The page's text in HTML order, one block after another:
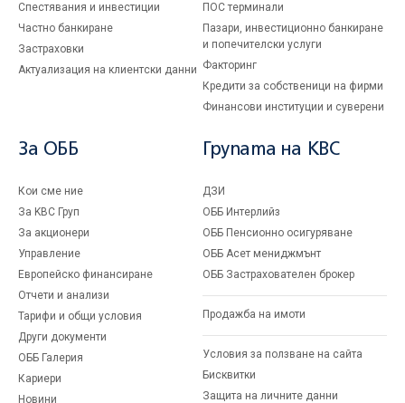
Спестявания и инвестиции
Частно банкиране
Застраховки
Актуализация на клиентски данни
ПОС терминали
Пазари, инвестиционно банкиране
и попечителски услуги
Факторинг
Кредити за собственици на фирми
Финансови институции и суверени
За ОББ
Кои сме ние
За KBC Груп
За акционери
Управление
Европейско финансиране
Отчети и анализи
Тарифи и общи условия
Други документи
ОББ Галерия
Кариери
Новини
Групата на KBC
ДЗИ
ОББ Интерлийз
ОББ Пенсионно осигуряване
ОББ Асет мениджмънт
ОББ Застрахователен брокер
Продажба на имоти
Условия за ползване на сайта
Бисквитки
Защита на личните данни